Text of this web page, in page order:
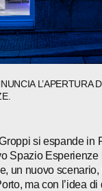
L’APERTURA
si espande in
Spazio
un nuovo
ma con l’idea